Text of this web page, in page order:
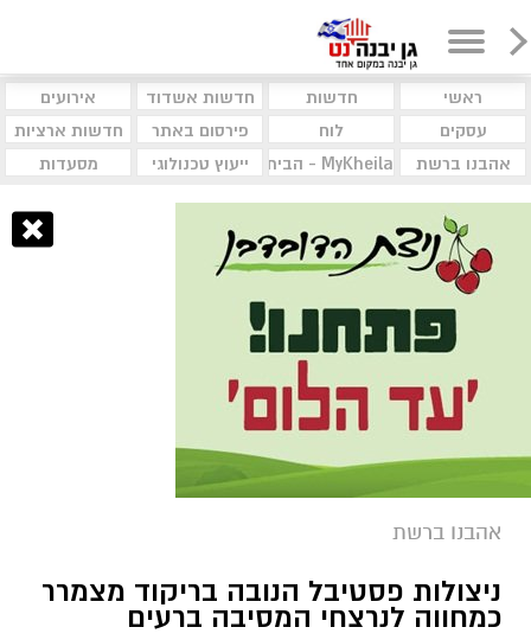
ראשי חדשות חדשות אשדוד
אירועים
עסקים
לוח פירסום באתר
חדשות ארציות
אהבנו ברשת
MyKheila - הבית לעסקים וקהילות ייעוץ טכנולוגי מסעדות
אהבנו ברשת
ניצולות פסטיבל הנובה בריקוד מצמרר
כמחווה לנרצחי המסיבה ברעים